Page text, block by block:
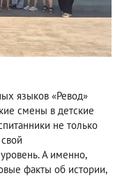
языков «Ревод»
смены в детские
не только
А именно,
факты об истории,